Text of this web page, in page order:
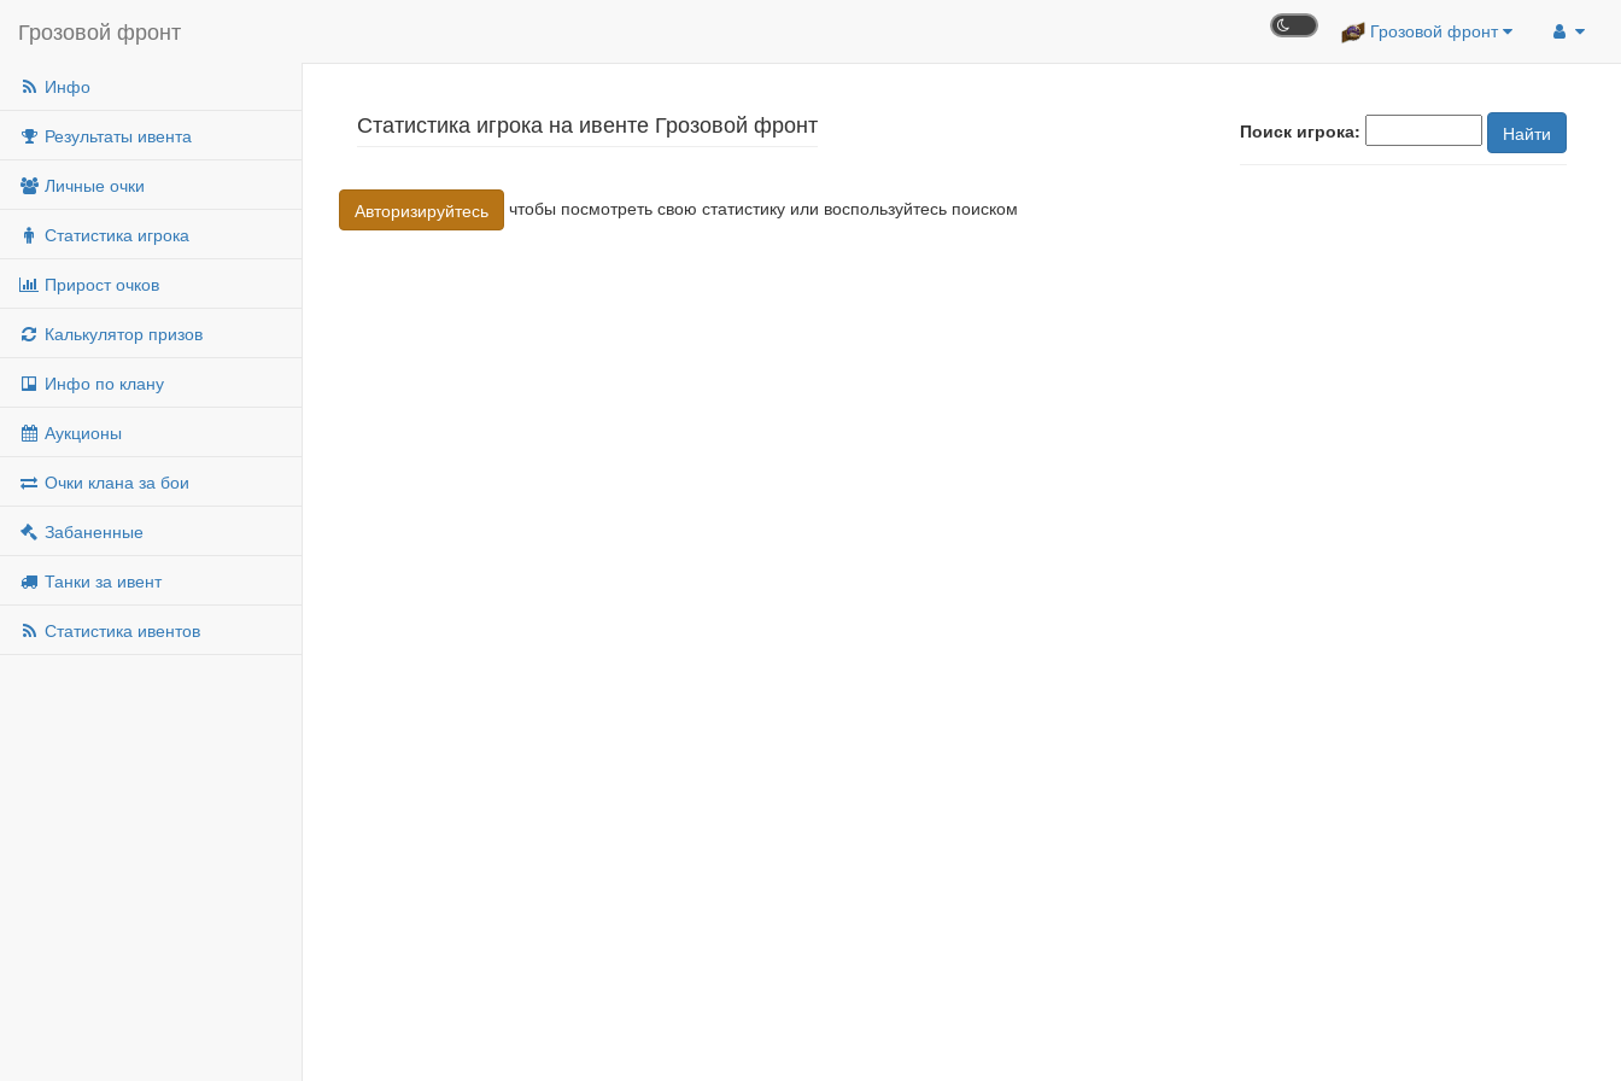
Грозовой фронт Грозовой фронт
Инфо
Результаты ивента
Личные очки
Статистика игрока
Прирост очков
Калькулятор призов
Инфо по клану
Аукционы
Очки клана за бои
Забаненные
Танки за ивент
Статистика ивентов
Статистика игрока на ивенте Грозовой фронт Поиск игрока: Найти
Авторизируйтесь чтобы посмотреть свою статистику или воспользуйтесь поиском